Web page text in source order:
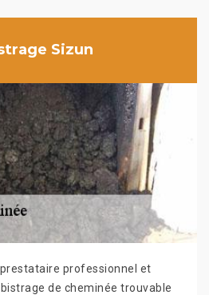
Sizun
professionnel et
de cheminée trouvable